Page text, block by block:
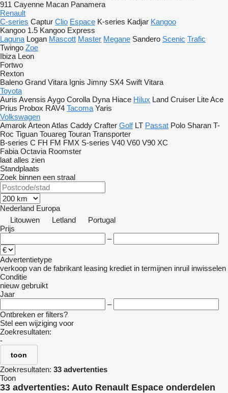
911 Cayenne Macan Panamera
Renault
C-series Captur Clio Espace K-series Kadjar Kangoo
Kangoo 1.5 Kangoo Express
Laguna Logan Mascott Master Megane Sandero Scenic Trafic
Twingo Zoe
Ibiza Leon
Fortwo
Rexton
Baleno Grand Vitara Ignis Jimny SX4 Swift Vitara
Toyota
Auris Avensis Aygo Corolla Dyna Hiace Hilux Land Cruiser Lite Ace
Prius Probox RAV4 Tacoma Yaris
Volkswagen
Amarok ArteonAtlas Caddy Crafter Golf LT Passat Polo Sharan T-
Roc Tiguan Touareg Touran Transporter
B-series C FH FM FMX S-series V40 V60 V90 XC
Fabia Octavia Roomster
laat alles zien
Standplaats
Zoek binnen een straal
Nederland Europa
Litouwen
Letland
Portugal
Prijs
–
Advertentietype
verkoop van de fabrikant leasing krediet in termijnen inruil inwisselen
Conditie
nieuw gebruikt
Jaar
–
Ontbreken er filters?
Stel een wijziging voor
Zoekresultaten:
-
toon
Zoekresultaten: 33 advertenties
Toon
33 advertenties: Auto Renault Espace onderdelen